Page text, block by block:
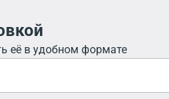
её в удобном формате